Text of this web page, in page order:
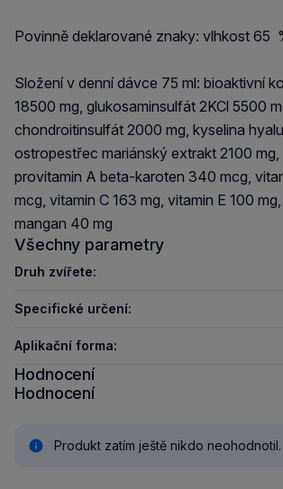
Povinně deklarované znaky: vlhkost 65
Složení v denní dávce 75 ml: bioaktivní
18500 mg, glukosaminsulfát 2KCl 5500
chondroitinsulfát 2000 mg, kyselina
ostropestřec mariánský extrakt 2100 mg,
provitamin A beta-karoten 340 mcg,
mcg, vitamin C 163 mg, vitamin E 100
mangan 40 mg
Všechny parametry
Druh zvířete:
Specifické určení:
Aplikační forma:
Hodnocení
Hodnocení
Produkt zatím ještě nikdo neohodnotil.